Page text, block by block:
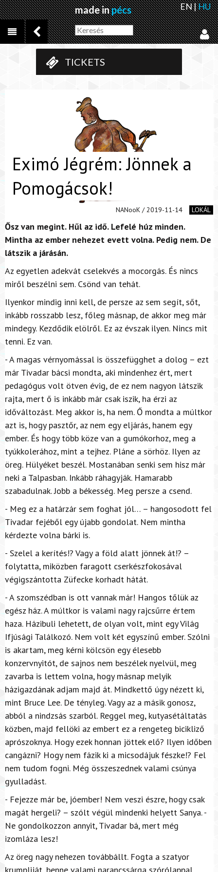
made inpécs EN|HU
TICKETS
Eximó Jégrém: Jönnek a
Pomogácsok!
NANooK / 2019-11-14 LOKÁL
Ősz van megint. Hűl az idő. Lefelé húz minden.
Mintha az ember nehezet evett volna. Pedig nem. De
látszik a járásán.
Az egyetlen adekvát cselekvés a mocorgás. És nincs
miről beszélni sem. Csönd van tehát.
Ilyenkor mindig inni kell, de persze az sem segít, sőt,
inkább rosszabb lesz, főleg másnap, de akkor meg már
mindegy. Kezdődik elölről. Ez az évszak ilyen. Nincs mit
tenni. Ez van.
- A magas vérnyomással is összefügghet a dolog – ezt
már Tivadar bácsi mondta, aki mindenhez ért, mert
pedagógus volt ötven évig, de ez nem nagyon látszik
rajta, mert ő is inkább már csak iszik, ha érzi az
időváltozást. Meg akkor is, ha nem. Ő mondta a múltkor
azt is, hogy pasztőr, az nem egy eljárás, hanem egy
ember. És hogy több köze van a gumókorhoz, meg a
tyúkkolerához, mint a tejhez. Pláne a sörhöz. Ilyen az
öreg. Hülyéket beszél. Mostanában senki sem hisz már
neki a Talpasban. Inkább ráhagyják. Hamarabb
szabadulnak. Jobb a békesség. Meg persze a csend.
- Meg ez a határzár sem foghat jól… – hangosodott fel
Tivadar fejéből egy újabb gondolat. Nem mintha
kérdezte volna bárki is.
- Szelel a kerítés!? Vagy a föld alatt jönnek át!? –
folytatta, miközben faragott cserkészfokosával
végigszántotta Züfecke korhadt hátát.
- A szomszédban is ott vannak már! Hangos tőlük az
egész ház. A múltkor is valami nagy rajcsűrre értem
haza. Házibuli lehetett, de olyan volt, mint egy Világ
Ifjúsági Találkozó. Nem volt két egyszínű ember. Szólni
is akartam, meg kérni kölcsön egy élesebb
konzervnyitót, de sajnos nem beszélek nyelvül, meg
zavarba is lettem volna, hogy másnap melyik
házigazdának adjam majd át. Mindkettő úgy nézett ki,
mint Bruce Lee. De tényleg. Vagy az a másik gonosz,
abból a nindzsás szarból. Reggel meg, kutyasétáltatás
közben, majd fellöki az embert ez a rengeteg bicikliző
aprószoknya. Hogy ezek honnan jöttek elő? Ilyen időben
cangázni? Hogy nem fázik ki a micsodájuk fészke!? Fel
nem tudom fogni. Még összeszednek valami csúnya
gyulladást.
- Fejezze már be, jóember! Nem veszi észre, hogy csak
magát hergeli? – szólt végül mindenki helyett Sanya. -
Ne gondolkozzon annyit, Tivadar bá, mert még
izomláza lesz!
Az öreg nagy nehezen továbbállt. Fogta a szatyor
krumpliját, benne valami narancssárga szórólappal,